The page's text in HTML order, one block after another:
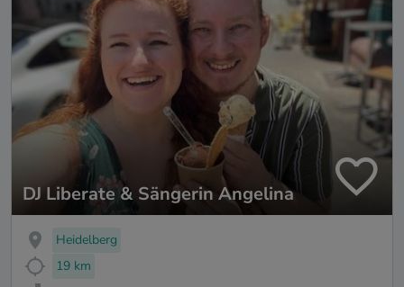
DJ Liberate & Sängerin Angelina
Heidelberg
19 km